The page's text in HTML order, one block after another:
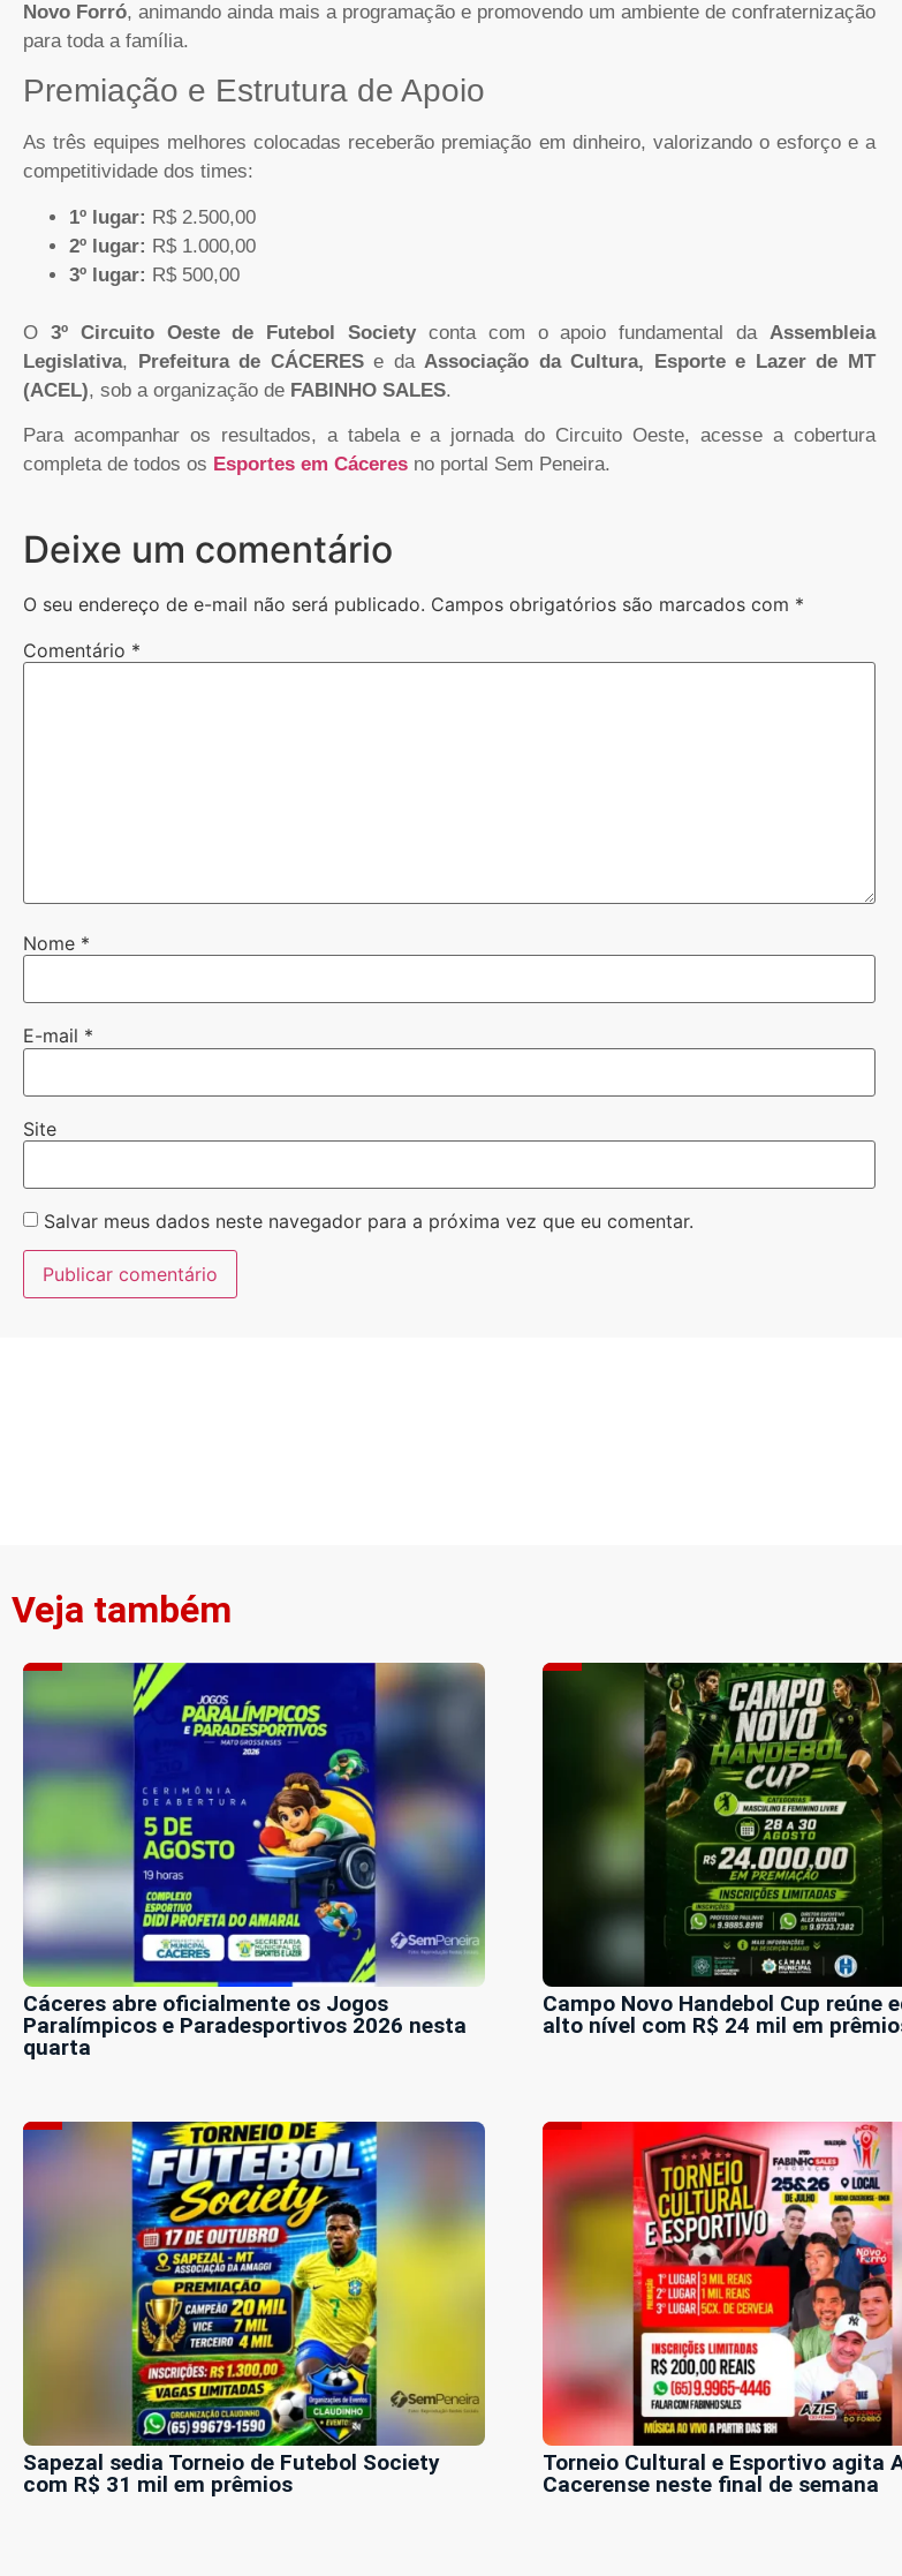
Novo Forró, animando ainda mais a programação e promovendo um ambiente de confraternização
para toda a família.
Premiação e Estrutura de Apoio
As três equipes melhores colocadas receberão premiação em dinheiro, valorizando o esforço e a
competitividade dos times:
1º lugar: R$ 2.500,00
2º lugar: R$ 1.000,00
3º lugar: R$ 500,00
O 3º Circuito Oeste de Futebol Societyconta com o apoio fundamental daAssembleia
Legislativa, Prefeitura de CÁCERESe daAssociação da Cultura, Esporte e Lazer de MT
(ACEL), sob a organização de FABINHO SALES.
Para acompanhar os resultados, a tabela e a jornada do Circuito Oeste, acesse a cobertura
completa de todos os Esportes em Cáceres no portal Sem Peneira.
Deixe um comentário
O seu endereço de e-mail não será publicado. Campos obrigatórios são marcados com *
Comentário *
Nome *
E-mail *
Site
Salvar meus dados neste navegador para a próxima vez que eu comentar.
Veja também
Cáceres abre oficialmente os Jogos
Paralímpicos e Paradesportivos 2026 nesta
quarta
Campo Novo Handebol Cup reúne
alto nível com R$ 24 mil em
Sapezal sedia Torneio de Futebol Society
com R$ 31 mil em prêmios
Torneio Cultural e Esportivo agita
Cacerense neste final de semana